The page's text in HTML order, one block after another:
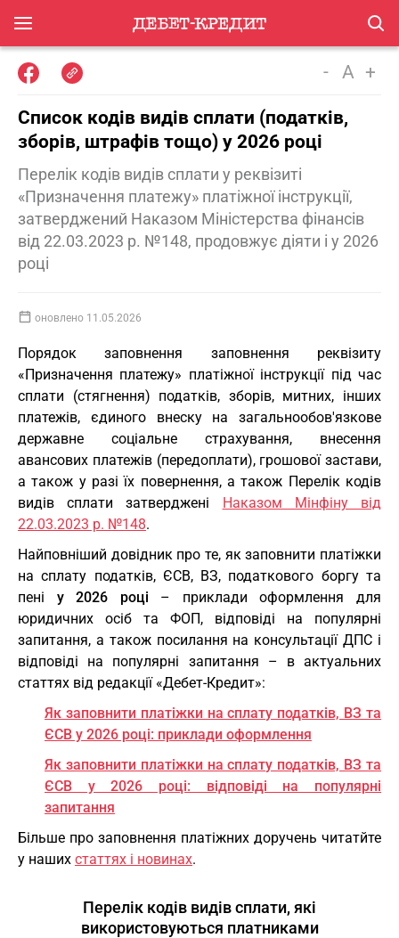
- A +
Список кодів видів сплати (податків,
зборів, штрафів тощо) у 2026 році
Перелік кодів видів сплати у реквізиті
«Призначення платежу» платіжної інструкції,
затверджений Наказом Міністерства фінансів
від 22.03.2023 р. №148, продовжує діяти і у 2026
році
оновлено 11.05.2026
Порядок заповнення заповнення реквізиту
«Призначення платежу» платіжної інструкції під час
сплати (стягнення) податків, зборів, митних, інших
платежів, єдиного внеску на загальнообов'язкове
державне соціальне страхування, внесення
авансових платежів (передоплати), грошової застави,
а також у разі їх повернення, а також Перелік кодів
видів сплати затверджені Наказом Мінфіну від
22.03.2023 р. №148.
Найповніший довідник про те, як заповнити платіжки
на сплату податків, ЄСВ, ВЗ, податкового боргу та
пені у 2026 році – приклади оформлення для
юридичних осіб та ФОП, відповіді на популярні
запитання, а також посилання на консультації ДПС і
відповіді на популярні запитання – в актуальних
статтях від редакції «Дебет-Кредит»:
Як заповнити платіжки на сплату податків, ВЗ та
ЄСВ у 2026 році: приклади оформлення
Як заповнити платіжки на сплату податків, ВЗ та
ЄСВ у 2026 році: відповіді на популярні
запитання
Більше про заповнення платіжних доручень читатйте
у наших статтях і новинах.
Перелік кодів видів сплати, які
використовуються платниками